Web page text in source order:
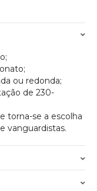
ou redonda;
de 230-
torna-se a escolha
vanguardistas.